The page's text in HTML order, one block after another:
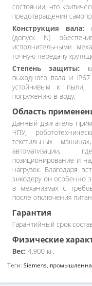
состоянии, что
предотвращения
Конструкция вала:
(допуск N)
исполнительными
точную передачу
Степень защиты:
выходного вала и
устойчивым к пыли,
погружению в воду.
Область
Данный двигатель
ЧПУ,
текстильных
автоматизации,
позиционирование и
нагрузок. Благодаря
энкодеру он особенно
в механизмах с
после отключения
Гарантия
Гарантийный срок
Физические
Вес: 4,900 кг.
Теги:Siemens,